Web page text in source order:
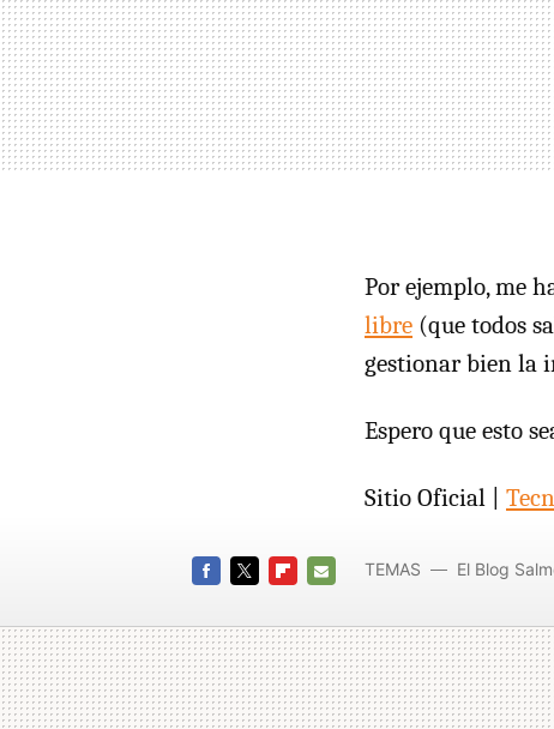
Por ejemplo, me
libre (que todos
gestionar bien la
Espero que esto
Sitio Oficial |
MAIL
TEMAS El Blog